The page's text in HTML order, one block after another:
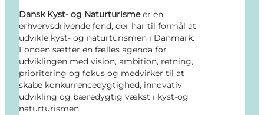
Dansk Kyst- og Naturturismeer en
erhvervsdrivende fond, der har til formål at
udvikle kyst- og naturturismen i Danmark.
Fonden sætter en fælles agenda for
udviklingen med vision, ambition, retning,
prioritering og fokus og medvirker til at
skabe konkurrencedygtighed, innovativ
udvikling og bæredygtig vækst i kyst-og
naturturismen.